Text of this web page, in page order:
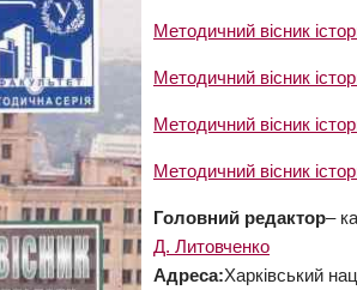
Методичний вісник
Методичний вісник
Методичний вісник
Методичний вісник
Головний редактор–
Д. Литовченко
Адреса:Харківський